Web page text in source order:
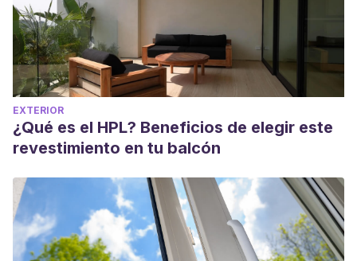
EXTERIOR
¿Qué es el HPL? Beneficios de elegir este
revestimiento en tu balcón